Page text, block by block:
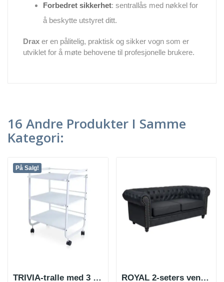
Forbedret sikkerhet: sentrallås med nøkkel for
å beskytte utstyret ditt.
Drax er en pålitelig, praktisk og sikker vogn som er
utviklet for å møte behovene til profesjonelle brukere.
16 Andre Produkter I Samme
Kategori:
På Salg!
TRIVIA-tralle med 3 hyller ROYAL 2-seters ventestol